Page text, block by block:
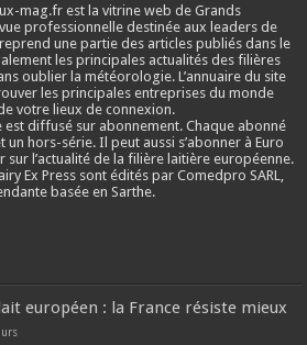
mag.fr est la vitrine web de Grands
professionnelle destinée aux leaders de
une partie des articles publiés dans le
les principales actualités des filières
oublier la météorologie. L’annuaire du site
les principales entreprises du monde
votre lieux de connexion.
diffusé sur abonnement. Chaque abonné
hors-série. Il peut aussi s’abonner à Euro
sur l’actualité de la filière laitière européenne.
Ex Press sont édités par Comedpro SARL,
basée en Sarthe.
européen : la France résiste mieux